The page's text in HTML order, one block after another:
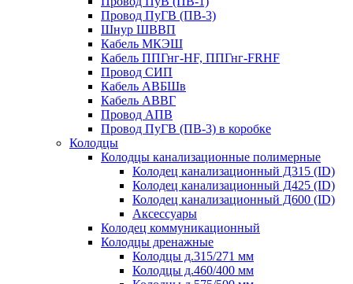
Провод ПуГВ (ПВ-3)
Шнур ШВВП
Кабель МКЭШ
Кабель ППГнг-HF, ППГнг-FRHF
Провод СИП
Кабель АВБШв
Кабель АВВГ
Провод АПВ
Провод ПуГВ (ПВ-3) в коробке
Колодцы
Колодцы канализационные полимерные
Колодец канализационный Д315 (ID)
Колодец канализационный Д425 (ID)
Колодец канализационный Д600 (ID)
Аксессуары
Колодец коммуникационный
Колодцы дренажные
Колодцы д.315/271 мм
Колодцы д.460/400 мм